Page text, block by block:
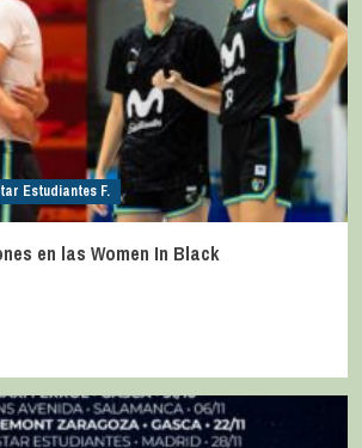
Estudiantes F.
en las Women In Black